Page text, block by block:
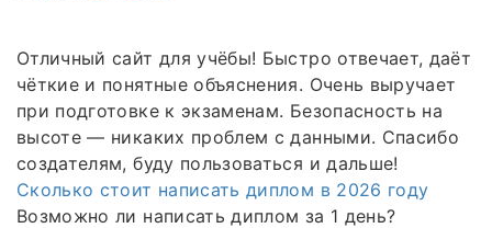
Отличный сайт для учёбы! Быстро отвечает, даёт
чёткие и понятные объяснения. Очень выручает
при подготовке к экзаменам. Безопасность на
высоте — никаких проблем с данными. Спасибо
создателям, буду пользоваться и дальше!
Сколько стоит написать диплом в 2026 году
Возможно ли написать диплом за 1 день?